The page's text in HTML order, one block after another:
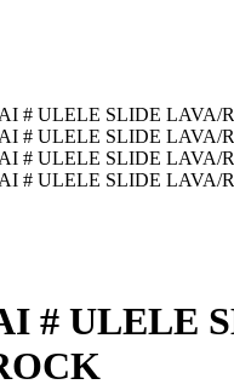
# ULELE